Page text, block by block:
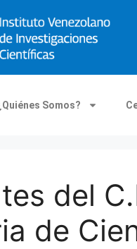
Somos?
del
de